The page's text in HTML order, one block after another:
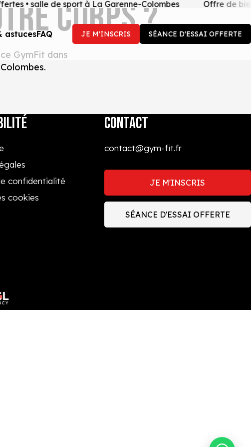
• salle de sport à La Garenne-Colombes Offre de
astucesFAQ JE M'INSCRIS SÉANCE D'ESSAI OFFERTE
CORPS ?
GymFit dans
confidentialité
cookies
CONTACT
contact@gym-fit.fr
JE M'INSCRIS
SÉANCE D'ESSAI OFFERTE